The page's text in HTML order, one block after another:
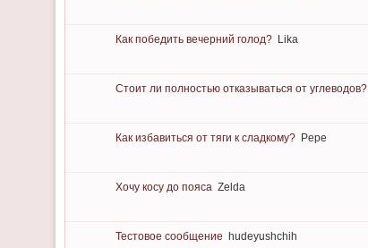
Как победить вечерний голод? Lika
Стоит ли полностью отказываться от углеводов?
Как избавиться от тяги к сладкому? Pepe
Хочу косу до пояса Zelda
Тестовое сообщение hudeyushchih